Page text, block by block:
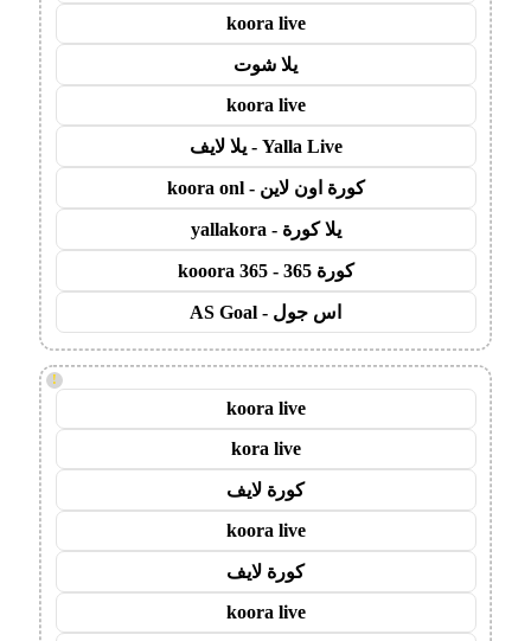
koora live
يلا شوت
koora live
Yalla Live - يلا لايف
كورة اون لاين - koora onl
يلا كورة - yallakora
كورة 365 - kooora 365
اس جول - AS Goal
!
koora live
kora live
كورة لايف
koora live
كورة لايف
koora live